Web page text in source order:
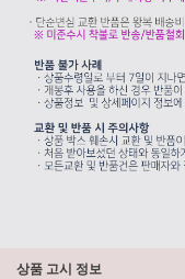
상품 고시 정보